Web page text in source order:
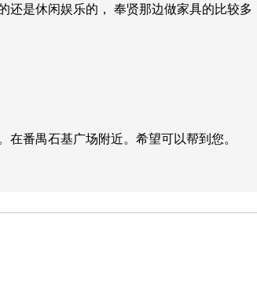
是休闲娱乐的， 奉贤那边做家具的比较
番禺石基广场附近。希望可以帮到您。